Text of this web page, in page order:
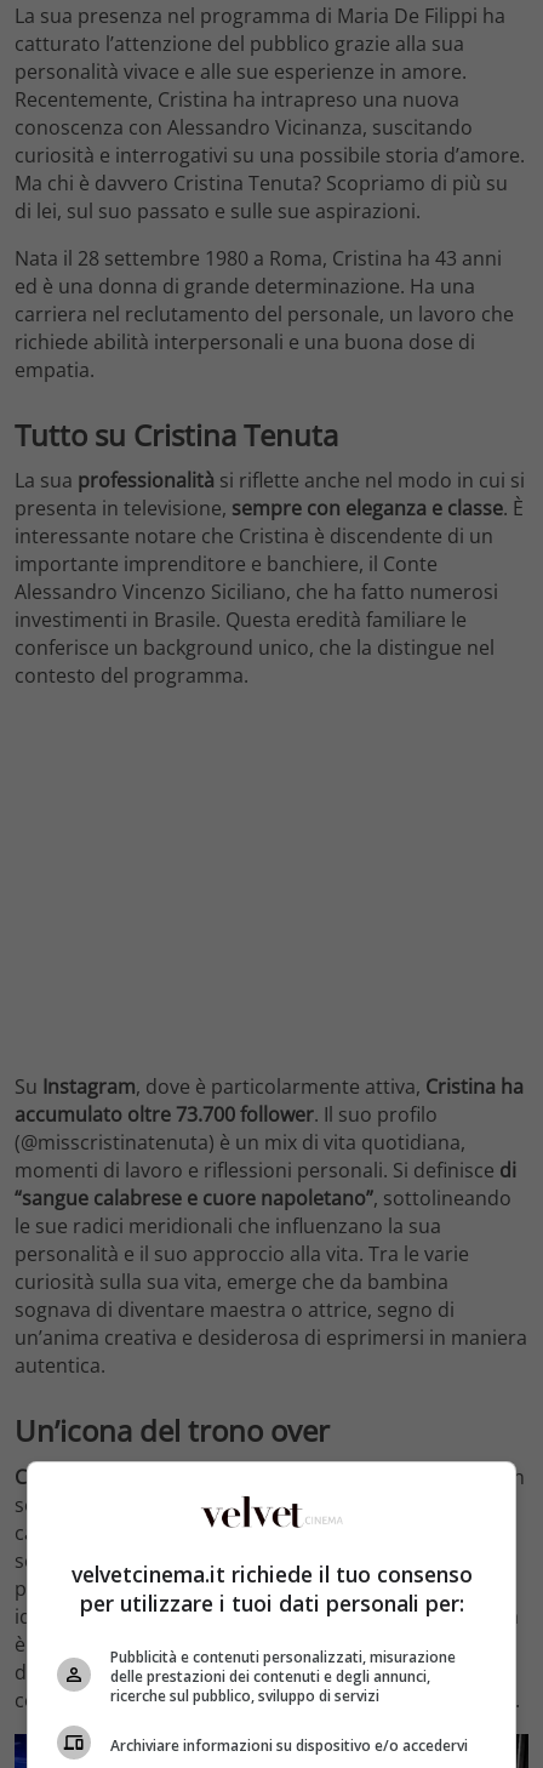
La sua presenza nel programma di Maria De Filippi ha
catturato l’attenzione del pubblico grazie alla sua
personalità vivace e alle sue esperienze in amore.
Recentemente, Cristina ha intrapreso una nuova
conoscenza con Alessandro Vicinanza, suscitando
curiosità e interrogativi su una possibile storia d’amore.
Ma chi è davvero Cristina Tenuta? Scopriamo di più su
di lei, sul suo passato e sulle sue aspirazioni.
Nata il 28 settembre 1980 a Roma, Cristina ha 43 anni
ed è una donna di grande determinazione. Ha una
carriera nel reclutamento del personale, un lavoro che
richiede abilità interpersonali e una buona dose di
empatia.
Tutto su Cristina Tenuta
La sua professionalità si riflette anche nel modo in cui si
presenta in televisione, sempre con eleganza e classe. È
interessante notare che Cristina è discendente di un
importante imprenditore e banchiere, il Conte
Alessandro Vincenzo Siciliano, che ha fatto numerosi
investimenti in Brasile. Questa eredità familiare le
conferisce un background unico, che la distingue nel
contesto del programma.
Su Instagram, dove è particolarmente attiva, Cristina ha
accumulato oltre 73.700 follower. Il suo profilo
(@misscristinatenuta) è un mix di vita quotidiana,
momenti di lavoro e riflessioni personali. Si definisce di
“sangue calabrese e cuore napoletano”, sottolineando
le sue radici meridionali che influenzano la sua
personalità e il suo approccio alla vita. Tra le varie
curiosità sulla sua vita, emerge che da bambina
sognava di diventare maestra o attrice, segno di
un’anima creativa e desiderosa di esprimersi in maniera
autentica.
Un’icona del trono over
Cristina Tenuta
è diventata un’icona del trono over, non
solo per la sua storia personale, ma anche per la sua
capacità di affrontare le relazioni con onestà e
schiettezza. Il suo modo di comunicare e di esprimere i
propri sentimenti ha fatto sì che molti telespettatori si
identificassero con lei. La sua presenza nel programma
è caratterizzata da un mix di vulnerabilità e forza,
dimostrando cheè possibile cercare l’amorein un
contesto pubblico senza perdere la propria autenticità.
velvetcinema.it richiede il tuo consenso
per utilizzare i tuoi dati personali per:
Pubblicità e contenuti personalizzati, misurazione
delle prestazioni dei contenuti e degli annunci,
ricerche sul pubblico, sviluppo di servizi
Archiviare informazioni su dispositivo e/o accedervi